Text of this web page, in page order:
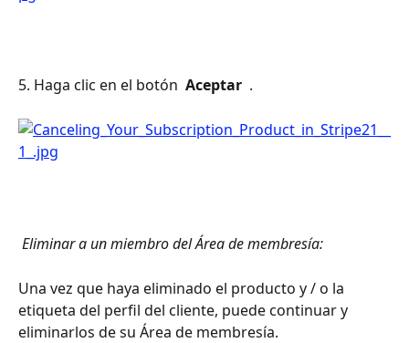
5. Haga clic en el botón Aceptar .
Eliminar a un miembro del Área de membresía:
Una vez que haya eliminado el producto y / o la
etiqueta del perfil del cliente, puede continuar y
eliminarlos de su Área de membresía.